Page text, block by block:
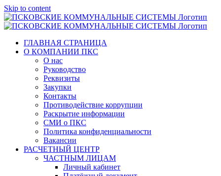
Skip to content
ГЛАВНАЯ СТРАНИЦА
О КОМПАНИИ ПКС
О нас
Руководство
Реквизиты
Закупки
Контакты
Противодействие коррупции
Раскрытие информации
СМИ о ПКС
Политика конфиденциальности
Вакансии
РАСЧЕТНЫЙ ЦЕНТР
ЧАСТНЫМ ЛИЦАМ
Личный кабинет